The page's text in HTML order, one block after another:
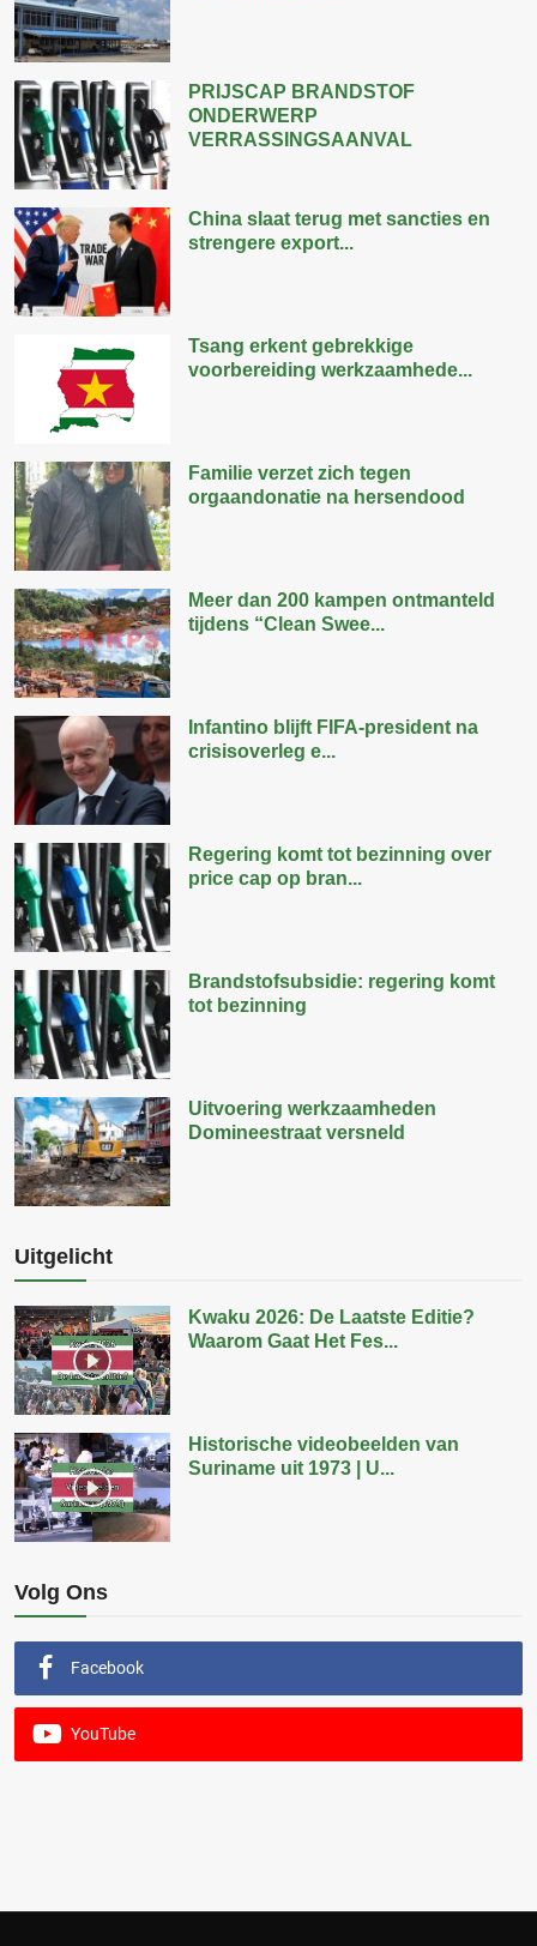
PRIJSCAP BRANDSTOF
ONDERWERP
VERRASSINGSAANVAL
China slaat terug met sancties en
strengere export...
Tsang erkent gebrekkige
voorbereiding werkzaamhede...
Familie verzet zich tegen
orgaandonatie na hersendood
Meer dan 200 kampen ontmanteld
tijdens “Clean Swee...
Infantino blijft FIFA-president na
crisisoverleg e...
Regering komt tot bezinning over
price cap op bran...
Brandstofsubsidie: regering komt
tot bezinning
Uitvoering werkzaamheden
Domineestraat versneld
Uitgelicht
Kwaku 2026: De Laatste Editie?
Waarom Gaat Het Fes...
Historische videobeelden van
Suriname uit 1973 | U...
Volg Ons
Facebook
YouTube